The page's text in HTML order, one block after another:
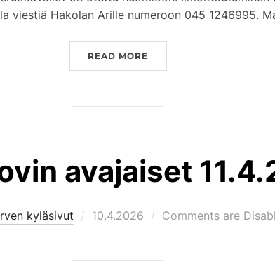
viestiä Hakolan Arille numeroon 045 1246995.
READ MORE
avajaiset
kyläsivut
Posted
10.4.2026 Comments are